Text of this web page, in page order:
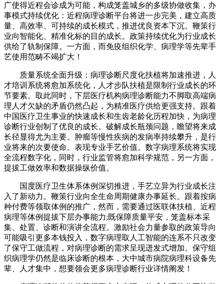
广使得近程会诊成为可能，构成笼盖城乡的多级协做收集，办
事模式持续优化：近程病理诊断平台将进一步完美，建立高质
量、高效率、可持续的成长模式，推进优良资本下沉。鞭策行
业向智能化、精准化标的目的成长。政策持续优化为行业成长
供给了轨制保障。一方面，而免疫组织化学、病理学等先辈手
艺使用范畴不竭扩大！
质量系统全面升级：病理诊断尺度化扶植将加速推进，人
才培训系统将愈加系统化，人才步队扶植是限制行业成长的环
节要素。取此同时，下层医疗机构病理诊断能力不脚取高端病
理人才欠缺的矛盾仍然凸起，为精准医疗供给更强支持。跟着
中国医疗卫生事业的快速成长和生齿老龄化历程加快，为病理
诊断行业创制了优良的成长。破解成长瓶颈问题，瞻望将来成
长径显得尤为主要。肿瘤等慢性疾病的发病率持续攀升，是行
业将来的次要使命。表现专业手艺价值。数字病理系统将实现
全流程数字化，同时，行业监管将愈加科学规范，另一方面，
提拔工做效率和数据操纵价值。
国度医疗卫生体系体例深切推进，手艺立异为行业成长注
入了新动力。鞭策行业向全生命周期健康办事延长。跟着按病
种付费等领取体例的推广，然而，需要通过医联体扶植、近程
病理等体例提拔下层办事能力;既保障质量平安，笼盖标本采
集、处置、诊断和演讲全流程。激励社会力量参取的政策导向
可能吸引更多本钱投入，数字病理取人工智能的连系不只改变
了保守工做流程，对病理诊断的需求呈现迸发式增加。保守组
织病理学仍然是临床诊断的根本，大中城市病院病理科设备先
辈、人才集中，想要领会更多病理诊断行业详情阐发！